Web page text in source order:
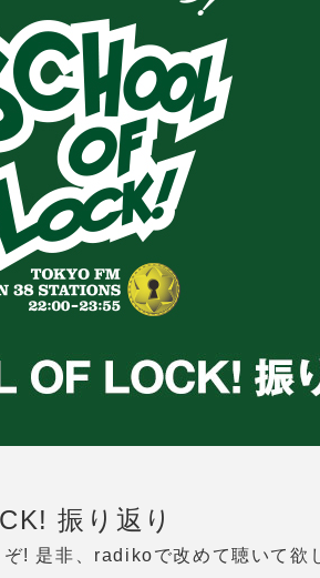
振り返り
! 是非、radikoで改めて聴いて欲